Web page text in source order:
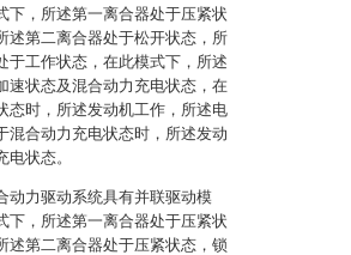
下，所述第一离合器处于压紧状
述第二离合器处于松开状态，所
于工作状态，在此模式下，所述
速状态及混合动力充电状态，在
态时，所述发动机工作，所述电
混合动力充电状态时，所述发动
状态。
动力驱动系统具有并联驱动模
下，所述第一离合器处于压紧状
述第二离合器处于压紧状态，锁